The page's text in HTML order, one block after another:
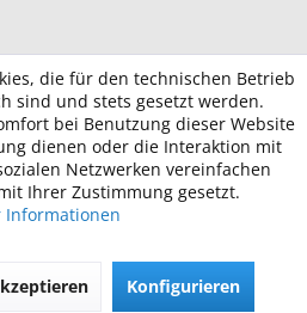
die für den technischen Betrieb
sind und stets gesetzt werden.
bei Benutzung dieser Website
dienen oder die Interaktion mit
Netzwerken vereinfachen
Ihrer Zustimmung gesetzt.
Informationen
Konfigurieren